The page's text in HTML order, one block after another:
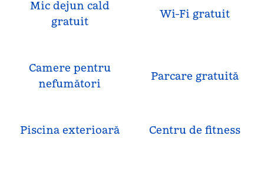
Mic dejun cald
gratuit
Wi-Fi gratuit
Camere pentru
nefumători
Parcare gratuită
Piscina exterioară Centru de fitness